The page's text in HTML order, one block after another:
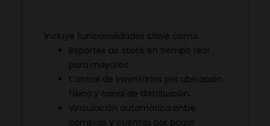
Incluye funcionalidades clave como:
Reportes de stock en tiempo real
para mayoreo.
Control de inventarios por ubicación
física y canal de distribución.
Vinculación automática entre
compras y cuentas por pagar